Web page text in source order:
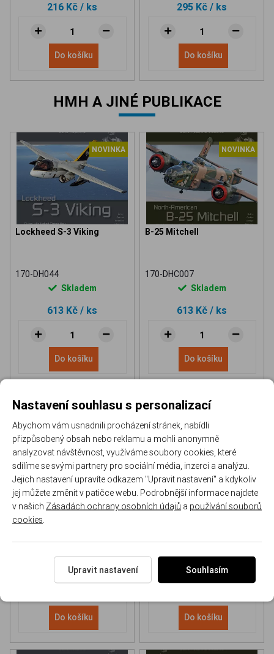
216 Kč / ks
Do košíku
295 Kč / ks
Do košíku
HMH A JINÉ PUBLIKACE
NOVINKA
Lockheed S-3 Viking
170-DH044
Skladem
613 Kč / ks
Do košíku
NOVINKA
B-25 Mitchell
170-DHC007
Skladem
613 Kč / ks
Do košíku
NH 90 helicopter Book
613 Kč/ ks
Do košíku
P-51D Mustang Book
565 Kč/ ks
Do košíku
Nastavení souhlasu s personalizací
Abychom vám usnadnili procházení stránek, nabídli
přizpůsobený obsah nebo reklamu a mohli anonymně
analyzovat návštěvnost, využíváme soubory cookies, které
sdílíme se svými partnery pro sociální média, inzerci a analýzu.
Jejich nastavení upravíte odkazem "Upravit nastavení" a kdykoliv
jej můžete změnit v patičce webu. Podrobnější informace najdete
v našich Zásadách ochrany osobních údajů a používání souborů
cookies
Upravit nastavení Souhlasím